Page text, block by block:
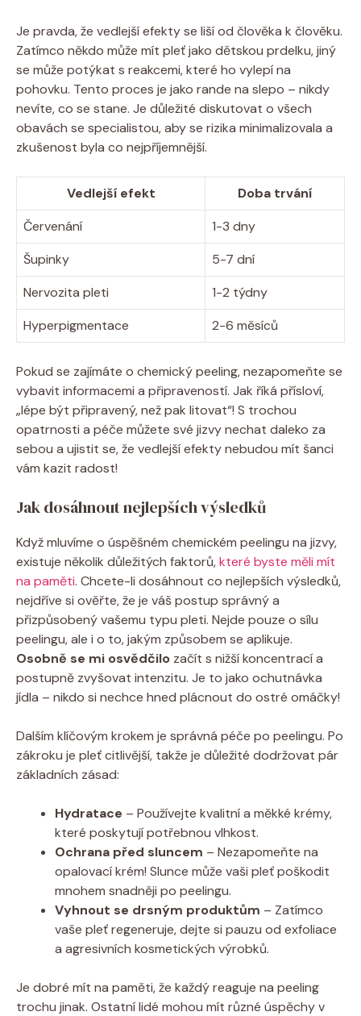
Je pravda, že vedlejší efekty se liší od člověka k člověku.
Zatímco někdo může mít pleť jako dětskou prdelku, jiný
se může potýkat s reakcemi, které ho vylepí na
pohovku. Tento proces je jako rande na slepo – nikdy
nevíte, co se stane. Je důležité diskutovat o všech
obavách se specialistou, aby se rizika minimalizovala a
zkušenost byla co nejpříjemnější.
Vedlejší efekt
Doba trvání
Červenání
1-3 dny
Šupinky
5-7 dní
Nervozita pleti
1-2 týdny
Hyperpigmentace
2-6 měsíců
Pokud se zajímáte o chemický peeling, nezapomeňte se
vybavit informacemi a připraveností. Jak říká přísloví,
„lépe být připravený, než pak litovat“! S trochou
opatrnosti a péče můžete své jizvy nechat daleko za
sebou a ujistit se, že vedlejší efekty nebudou mít šanci
vám kazit radost!
Jak dosáhnout nejlepších výsledků
Když mluvíme o úspěšném chemickém peelingu na jizvy,
existuje několik důležitých faktorů,které byste měli mít
na paměti. Chcete-li dosáhnout co nejlepších výsledků,
nejdříve si ověřte, že je váš postup správný a
přizpůsobený vašemu typu pleti. Nejde pouze o sílu
peelingu, ale i o to, jakým způsobem se aplikuje.
Osobně se mi osvědčilo začít s nižší koncentrací a
postupně zvyšovat intenzitu. Je to jako ochutnávka
jídla – nikdo si nechce hned plácnout do ostré omáčky!
Dalším klíčovým krokem je správná péče po peelingu. Po
zákroku je pleť citlivější, takže je důležité dodržovat pár
základních zásad:
Hydratace – Používejte kvalitní a měkké krémy,
které poskytují potřebnou vlhkost.
Ochrana před sluncem – Nezapomeňte na
opalovací krém! Slunce může vaši pleť poškodit
mnohem snadněji po peelingu.
Vyhnout se drsným produktům – Zatímco
vaše pleť regeneruje, dejte si pauzu od exfoliace
a agresivních kosmetických výrobků.
Je dobré mít na paměti, že každý reaguje na peeling
trochu jinak. Ostatní lidé mohou mít různé úspěchy v